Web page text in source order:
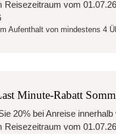
Reisezeitraum vom 01.07.26
Aufenthalt von mindestens 4
Minute-Rabatt
20% bei Anreise innerhalb
Reisezeitraum vom 01.07.26